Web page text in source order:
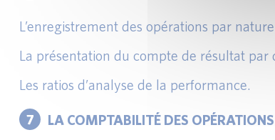
L’enregistrement des opérations par
La présentation du compte de résultat par
Les ratios d’analyse de la performance.
7 LA COMPTABILITÉ DES